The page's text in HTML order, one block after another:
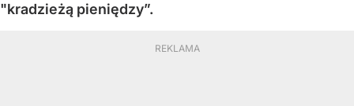
"kradzieżą pieniędzy”.